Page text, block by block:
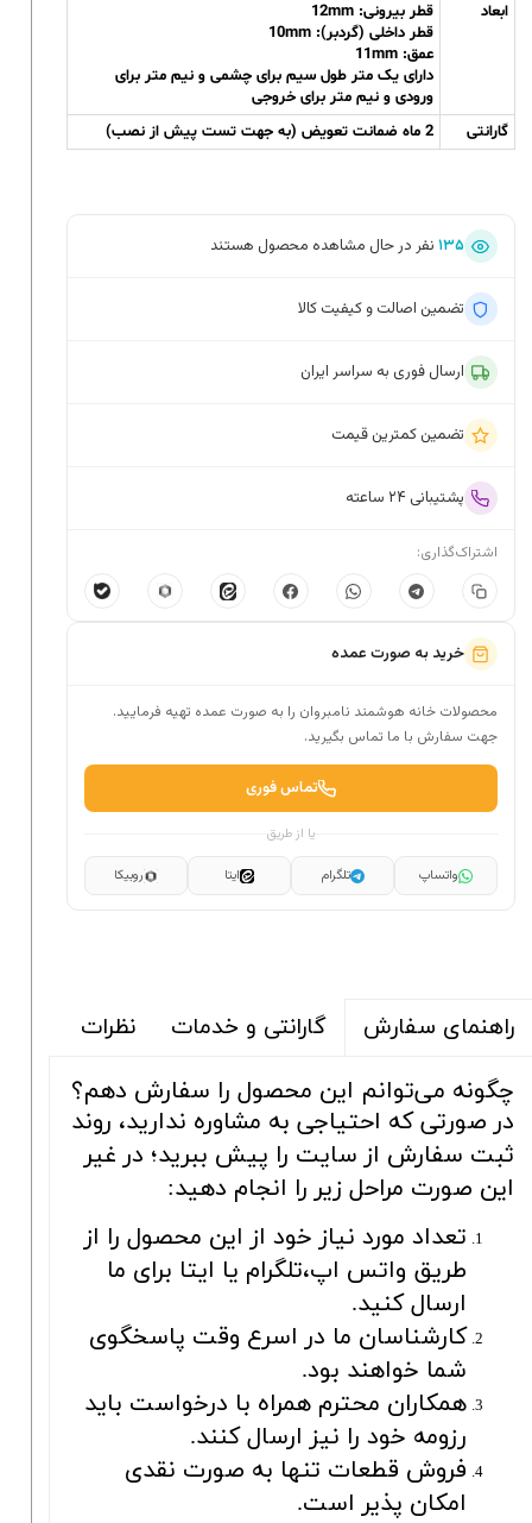
ابعاد
قطر بیرونی: 12mm
قطر داخلی (گردبر): 10mm
عمق: 11mm
دارای یک متر طول سیم برای چشمی و نیم متر برای
ورودی و نیم متر برای خروجی
گارانتی
2 ماه ضمانت تعویض (به جهت تست پیش از نصب)
۱۳۵ نفر در حال مشاهده محصول هستند
تضمین اصالت و کیفیت کالا
ارسال فوری به سراسر ایران
تضمین کمترین قیمت
پشتیبانی ۲۴ ساعته
اشتراک‌گذاری:
خرید به صورت عمده
محصولات خانه هوشمند نامبروان را به صورت عمده تهیه فرمایید.
جهت سفارش با ما تماس بگیرید.
تماس فوری
یا از طریق
واتساپ تلگرام ایتا روبیکا
راهنمای سفارش گارانتی و خدمات نظرات
چگونه می‌توانم این محصول را سفارش دهم؟
در صورتی که احتیاجی به مشاوره ندارید، روند
ثبت سفارش از سایت را پیش ببرید؛ در غیر
این صورت مراحل زیر را انجام دهید:
تعداد مورد نیاز خود از این محصول را از
طریق واتس اپ،تلگرام یا ایتا برای ما
ارسال کنید.
کارشناسان ما در اسرع وقت پاسخگوی
شما خواهند بود.
همکاران محترم همراه با درخواست باید
رزومه خود را نیز ارسال کنند.
فروش قطعات تنها به صورت نقدی
امکان پذیر است.